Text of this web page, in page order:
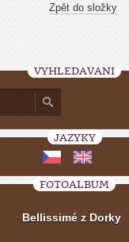
Zpět do složky
VYHLEDÁVÁNÍ
JAZYKY
FOTOALBUM
Bellissimé z Dorky